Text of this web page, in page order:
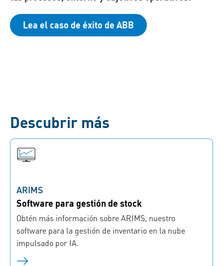
Lea el caso de éxito de ABB
Descubrir más
ARIMS
Software para gestión de stock
Obtén más información sobre ARIMS, nuestro
software para la gestión de inventario en la nube
impulsado por IA.